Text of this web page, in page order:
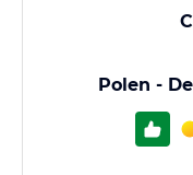
Polen -